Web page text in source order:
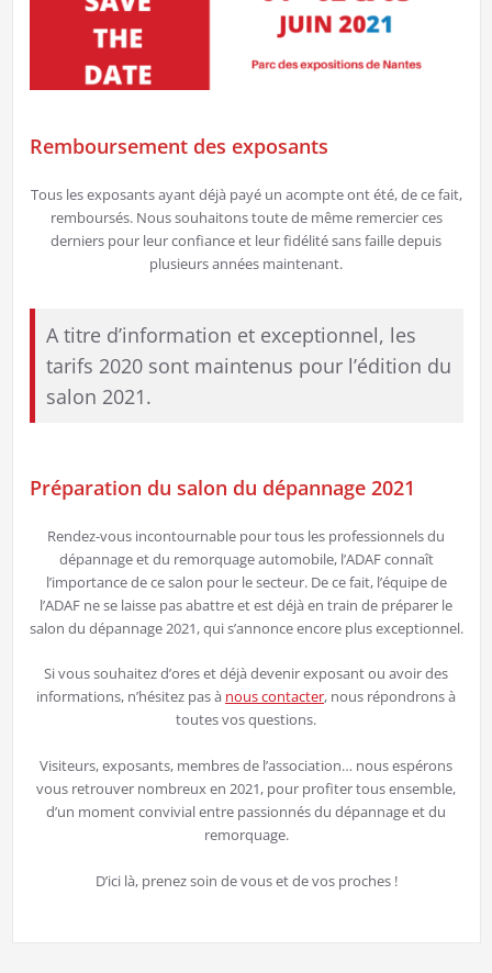
Remboursement des exposants
Tous les exposants ayant déjà payé un acompte ont été, de ce fait,
remboursés. Nous souhaitons toute de même remercier ces
derniers pour leur confiance et leur fidélité sans faille depuis
plusieurs années maintenant.
A titre d’information et exceptionnel, les
tarifs 2020 sont maintenus pour l’édition du
salon 2021.
Préparation du salon du dépannage 2021
Rendez-vous incontournable pour tous les professionnels du
dépannage et du remorquage automobile, l’ADAF connaît
l’importance de ce salon pour le secteur. De ce fait, l’équipe de
l’ADAF ne se laisse pas abattre et est déjà en train de préparer le
salon du dépannage 2021, qui s’annonce encore plus exceptionnel.
Si vous souhaitez d’ores et déjà devenir exposant ou avoir des
informations, n’hésitez pas à nous contacter, nous répondrons à
toutes vos questions.
Visiteurs, exposants, membres de l’association… nous espérons
vous retrouver nombreux en 2021, pour profiter tous ensemble,
d’un moment convivial entre passionnés du dépannage et du
remorquage.
D’ici là, prenez soin de vous et de vos proches !